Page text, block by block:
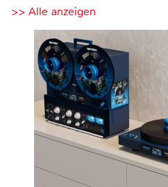
>> Alle anzeigen